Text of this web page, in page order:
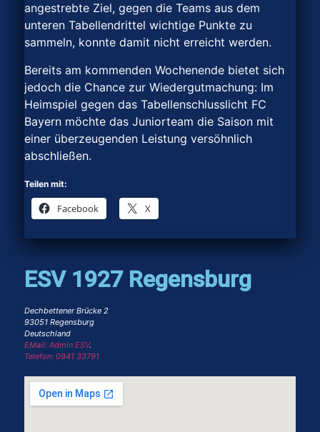
angestrebte Ziel, gegen die Teams aus dem
unteren Tabellendrittel wichtige Punkte zu
sammeln, konnte damit nicht erreicht werden.
Bereits am kommenden Wochenende bietet sich
jedoch die Chance zur Wiedergutmachung: Im
Heimspiel gegen das Tabellenschlusslicht FC
Bayern möchte das Juniorteam die Saison mit
einer überzeugenden Leistung versöhnlich
abschließen.
Teilen mit:
Facebook X
ESV 1927 Regensburg
Dechbettener Brücke 2
93051 Regensburg
Deutschland
EMail: Admin ESV.
Telefon: 0941 33791